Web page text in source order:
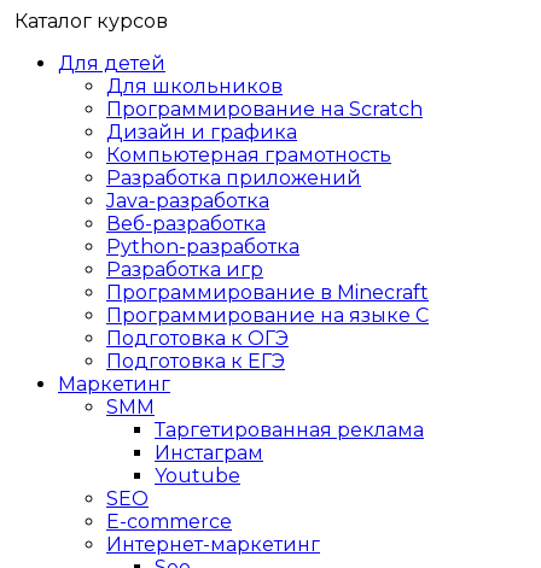
Каталог курсов
Для детей
Для школьников
Программирование на Scratch
Дизайн и графика
Компьютерная грамотность
Разработка приложений
Java-разработка
Веб-разработка
Python-разработка
Разработка игр
Программирование в Minecraft
Программирование на языке C
Подготовка к ОГЭ
Подготовка к ЕГЭ
Маркетинг
SMM
Таргетированная реклама
Инстаграм
Youtube
SEO
E-сommerce
Интернет-маркетинг